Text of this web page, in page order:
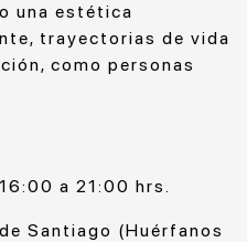
una estética
trayectorias de vida
como personas
a 21:00 hrs.
Santiago (Huérfanos